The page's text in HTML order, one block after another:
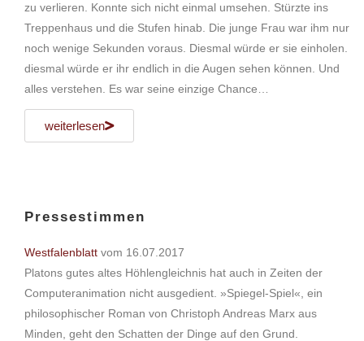
zu verlieren. Konnte sich nicht einmal umsehen. Stürzte ins
Treppenhaus und die Stufen hinab. Die junge Frau war ihm nur
noch wenige Sekunden voraus. Diesmal würde er sie einholen.
diesmal würde er ihr endlich in die Augen sehen können. Und
alles verstehen. Es war seine einzige Chance…
weiterlesen
Pressestimmen
Westfalenblatt vom 16.07.2017
Platons gutes altes Höhlengleichnis hat auch in Zeiten der
Computeranimation nicht ausgedient. »Spiegel-Spiel«, ein
philosophischer Roman von Christoph Andreas Marx aus
Minden, geht den Schatten der Dinge auf den Grund.